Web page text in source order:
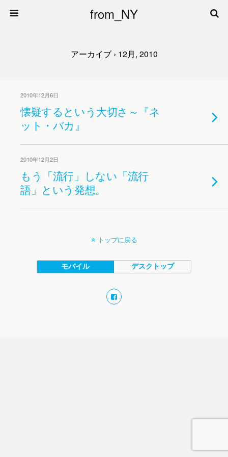
from_NY
アーカイブ › 12月, 2010
2010年12月6日
懐疑するという大切さ～『ネ
ット・バカ』
2010年12月2日
もう「流行」しない「流行
語」という発想。
トップに戻る
モバイル デスクトップ